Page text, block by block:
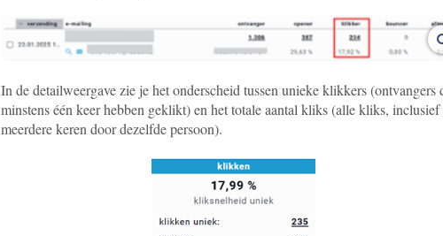
In de detailweergave zie je het onderscheid tussen unieke klikkers (ontvangers
minstens één keer hebben geklikt) en het totale aantal kliks (alle kliks, inclusief
meerdere keren door dezelfde persoon).